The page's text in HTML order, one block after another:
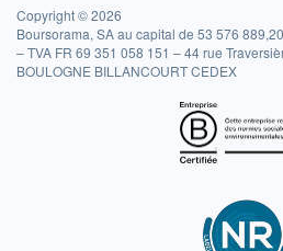
Copyright © 2026
Boursorama, SA au capital de 53 576
– TVA FR 69 351 058 151 – 44 rue
BOULOGNE BILLANCOURT CEDEX